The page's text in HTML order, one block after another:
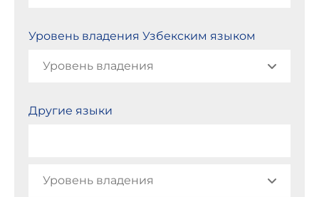
Уровень владения Узбекским языком
Другие языки